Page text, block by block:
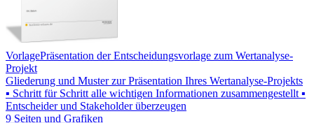
VorlagePräsentation der Entscheidungsvorlage zum Wertanalyse-
Projekt
Gliederung und Muster zur Präsentation Ihres Wertanalyse-Projekts
▪ Schritt für Schritt alle wichtigen Informationen zusammengestellt ▪
Entscheider und Stakeholder überzeugen
9 Seiten und Grafiken